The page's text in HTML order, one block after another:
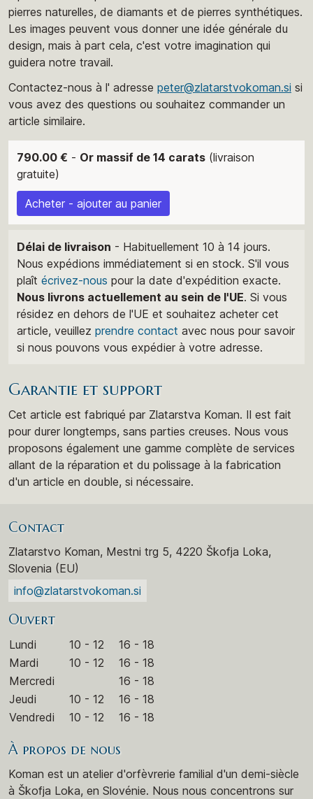
pierres naturelles, de diamants et de pierres synthétiques.
Les images peuvent vous donner une idée générale du
design, mais à part cela, c'est votre imagination qui
guidera notre travail.
Contactez-nous à l' adresse peter@zlatarstvokoman.si si
vous avez des questions ou souhaitez commander un
article similaire.
790.00 € - Or massif de 14 carats (livraison
gratuite)
Acheter - ajouter au panier
Délai de livraison - Habituellement 10 à 14 jours.
Nous expédions immédiatement si en stock. S'il vous
plaît écrivez-nous pour la date d'expédition exacte.
Nous livrons actuellement au sein de l'UE. Si vous
résidez en dehors de l'UE et souhaitez acheter cet
article, veuillez prendre contact avec nous pour savoir
si nous pouvons vous expédier à votre adresse.
Garantie et support
Cet article est fabriqué par Zlatarstva Koman. Il est fait
pour durer longtemps, sans parties creuses. Nous vous
proposons également une gamme complète de services
allant de la réparation et du polissage à la fabrication
d'un article en double, si nécessaire.
Contact
Zlatarstvo Koman, Mestni trg 5, 4220 Škofja Loka,
Slovenia (EU)
info@zlatarstvokoman.si
Ouvert
Lundi 10 - 12
16 - 18
Mardi
10 - 12
16 - 18
Mercredi
16 - 18
Jeudi
10 - 12
16 - 18
Vendredi
10 - 12 16 - 18
À propos de nous
Koman est un atelier d'orfèvrerie familial d'un demi-siècle
à Škofja Loka, en Slovénie. Nous nous concentrons sur